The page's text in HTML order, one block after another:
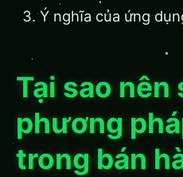
Ý nghĩa của ứng
Tại sao nên
phương
trong bán